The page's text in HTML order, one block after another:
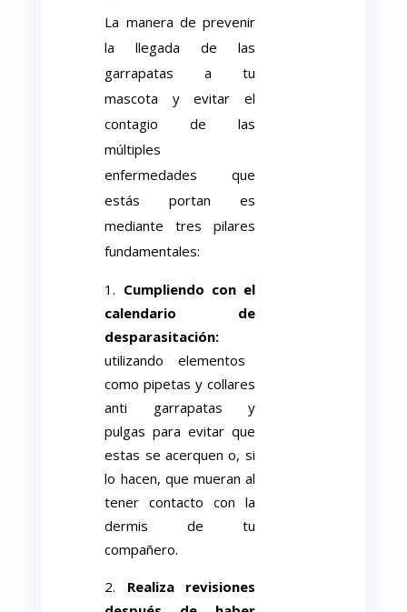
La manera de prevenir
la llegada de las
garrapatas a tu
mascota y evitar el
contagio de las
múltiples
enfermedades que
estás portan es
mediante tres pilares
fundamentales:
Cumpliendo con el
calendario de
desparasitación:
utilizando elementos
como pipetas y collares
anti garrapatas y
pulgas para evitar que
estas se acerquen o, si
lo hacen, que mueran al
tener contacto con la
dermis de tu
compañero.
Realiza revisiones